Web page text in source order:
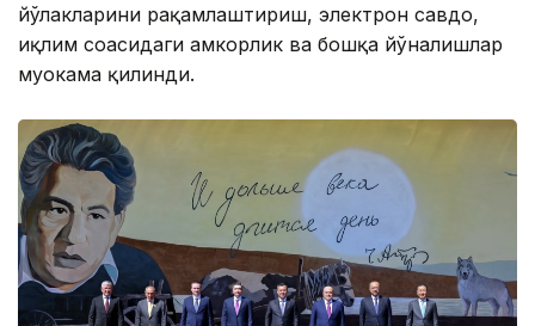
йўлакларини рақамлаштириш, электрон савдо,
иқлим соҳасидаги ҳамкорлик ва бошқа йўналишлар
муҳокама қилинди.